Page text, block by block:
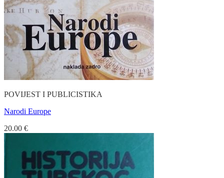
POVIJEST I PUBLICISTIKA
Narodi Europe
20.00 €